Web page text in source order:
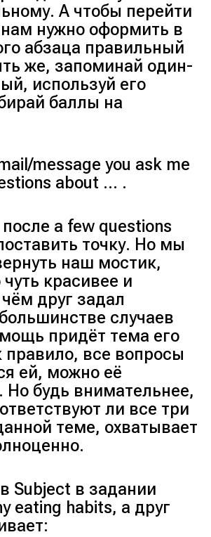
А чтобы перейти
нужно оформить в
абзаца правильный
же, запоминай один-
используй его
баллы на
message you ask me
about … .
a few questions
точку. Но мы
наш мостик,
красивее и
друг задал
случаев
придёт тема его
правило, все вопросы
ей, можно её
Но будь внимательнее,
ли все три
теме, охватывает
Subject в задании
eating habits, а друг